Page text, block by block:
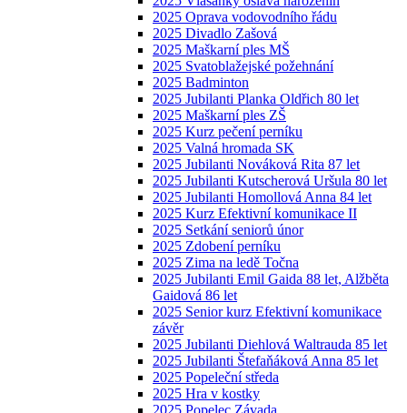
2025 Oprava vodovodního řádu
2025 Divadlo Zašová
2025 Maškarní ples MŠ
2025 Svatoblažejské požehnání
2025 Badminton
2025 Jubilanti Planka Oldřich 80 let
2025 Maškarní ples ZŠ
2025 Kurz pečení perníku
2025 Valná hromada SK
2025 Jubilanti Nováková Rita 87 let
2025 Jubilanti Kutscherová Uršula 80 let
2025 Jubilanti Homollová Anna 84 let
2025 Kurz Efektivní komunikace II
2025 Setkání seniorů únor
2025 Zdobení perníku
2025 Zima na ledě Točna
2025 Jubilanti Emil Gaida 88 let, Alžběta
Gaidová 86 let
2025 Senior kurz Efektivní komunikace
závěr
2025 Jubilanti Diehlová Waltrauda 85 let
2025 Jubilanti Štefaňáková Anna 85 let
2025 Popeleční středa
2025 Hra v kostky
2025 Popelec Závada